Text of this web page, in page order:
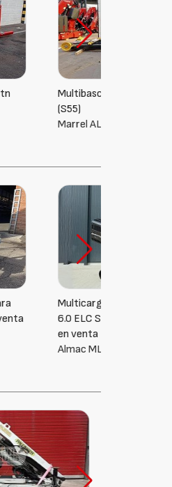
Marrel 30 tn
orugas Almac ML
6,0 tn con grúa
ELC + T-CRANE